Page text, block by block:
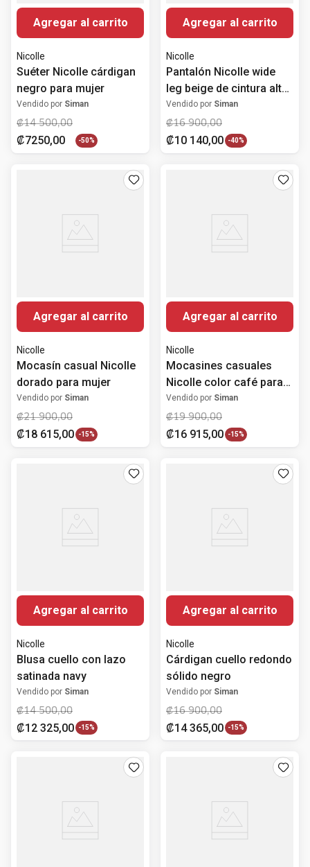
Agregar al carrito
Nicolle
Suéter Nicolle cárdigan
negro para mujer
Vendido por Siman
₡14 500,00
₡7250,00 -50%
Agregar al carrito
Nicolle
Pantalón Nicolle wide
leg beige de cintura alta
para mujer
Vendido por Siman
₡16 900,00
₡10 140,00 -40%
Agregar al carrito
Nicolle
Mocasín casual Nicolle
dorado para mujer
Vendido por Siman
₡21 900,00
₡18 615,00 -15%
Agregar al carrito
Nicolle
Mocasines casuales
Nicolle color café para
mujer
Vendido por Siman
₡19 900,00
₡16 915,00 -15%
Agregar al carrito
Nicolle
Blusa cuello con lazo
satinada navy
Vendido por Siman
₡14 500,00
₡12 325,00 -15%
Agregar al carrito
Nicolle
Cárdigan cuello redondo
sólido negro
Vendido por Siman
₡16 900,00
₡14 365,00 -15%